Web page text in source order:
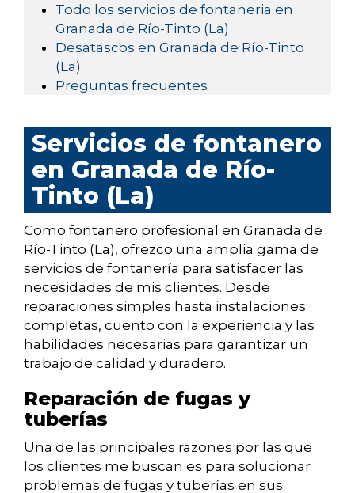
Todo los servicios de fontaneria en
Granada de Río-Tinto (La)
Desatascos en Granada de Río-Tinto
(La)
Preguntas frecuentes
Servicios de fontanero
en Granada de Río-
Tinto (La)
Como fontanero profesional en Granada de
Río-Tinto (La), ofrezco una amplia gama de
servicios de fontanería para satisfacer las
necesidades de mis clientes. Desde
reparaciones simples hasta instalaciones
completas, cuento con la experiencia y las
habilidades necesarias para garantizar un
trabajo de calidad y duradero.
Reparación de fugas y
tuberías
Una de las principales razones por las que
los clientes me buscan es para solucionar
problemas de fugas y tuberías en sus